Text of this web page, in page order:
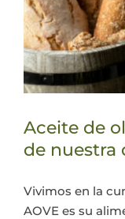
Aceite de
de nuestra
Vivimos en la
AOVE es su